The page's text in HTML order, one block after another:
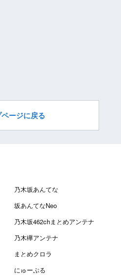
ページに戻る
乃木坂あんてな
坂あんてなNeo
乃木坂462chまとめアンテナ
乃木欅アンテナ
まとめクロラ
にゅーぷる